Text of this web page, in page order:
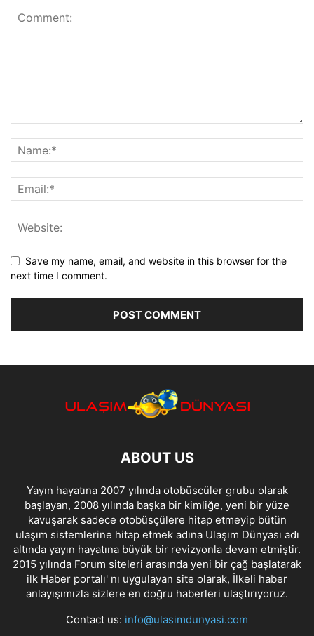
Save my name, email, and website in this browser for the
next time I comment.
ABOUT US
Yayın hayatına 2007 yılında otobüscüler grubu olarak
başlayan, 2008 yılında başka bir kimliğe, yeni bir yüze
kavuşarak sadece otobüsçülere hitap etmeyip bütün
ulaşım sistemlerine hitap etmek adına Ulaşım Dünyası adı
altında yayın hayatına büyük bir revizyonla devam etmiştir.
2015 yılında Forum siteleri arasında yeni bir çağ başlatarak
ilk Haber portalı' nı uygulayan site olarak, İlkeli haber
anlayışımızla sizlere en doğru haberleri ulaştırıyoruz.
Contact us: info@ulasimdunyasi.com